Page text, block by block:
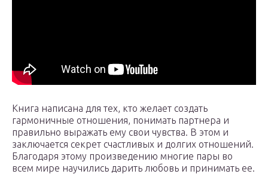
Книга написана для тех, кто желает создать
гармоничные отношения, понимать партнера и
правильно выражать ему свои чувства. В этом и
заключается секрет счастливых и долгих отношений.
Благодаря этому произведению многие пары во
всем мире научились дарить любовь и принимать ее.